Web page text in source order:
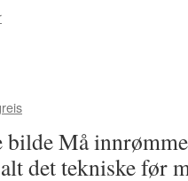
Må
det tekniske før